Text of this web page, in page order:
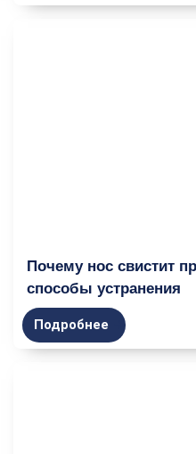
Почему нос свистит
способы устранения
Подробнее